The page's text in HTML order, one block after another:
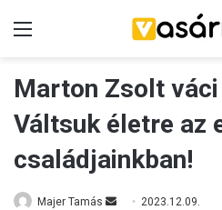
Marton Zsolt
Váltsuk életre az
családjainkban!
Majer Tamás 2023.12.09.